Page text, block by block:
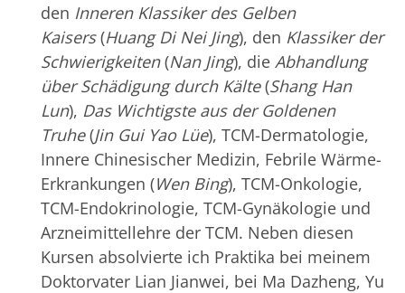
den Inneren Klassiker des Gelben
Kaisers(Huang Di Nei Jing), den Klassiker der
Schwierigkeiten(Nan Jing), die Abhandlung
über Schädigung durch Kälte(Shang Han
Lun), Das Wichtigste aus der Goldenen
Truhe(Jin Gui Yao Lüe), TCM-Dermatologie,
Innere Chinesischer Medizin, Febrile Wärme-
Erkrankungen (Wen Bing), TCM-Onkologie,
TCM-Endokrinologie, TCM-Gynäkologie und
Arzneimittellehre der TCM. Neben diesen
Kursen absolvierte ich Praktika bei meinem
Doktorvater Lian Jianwei, bei Ma Dazheng, Yu